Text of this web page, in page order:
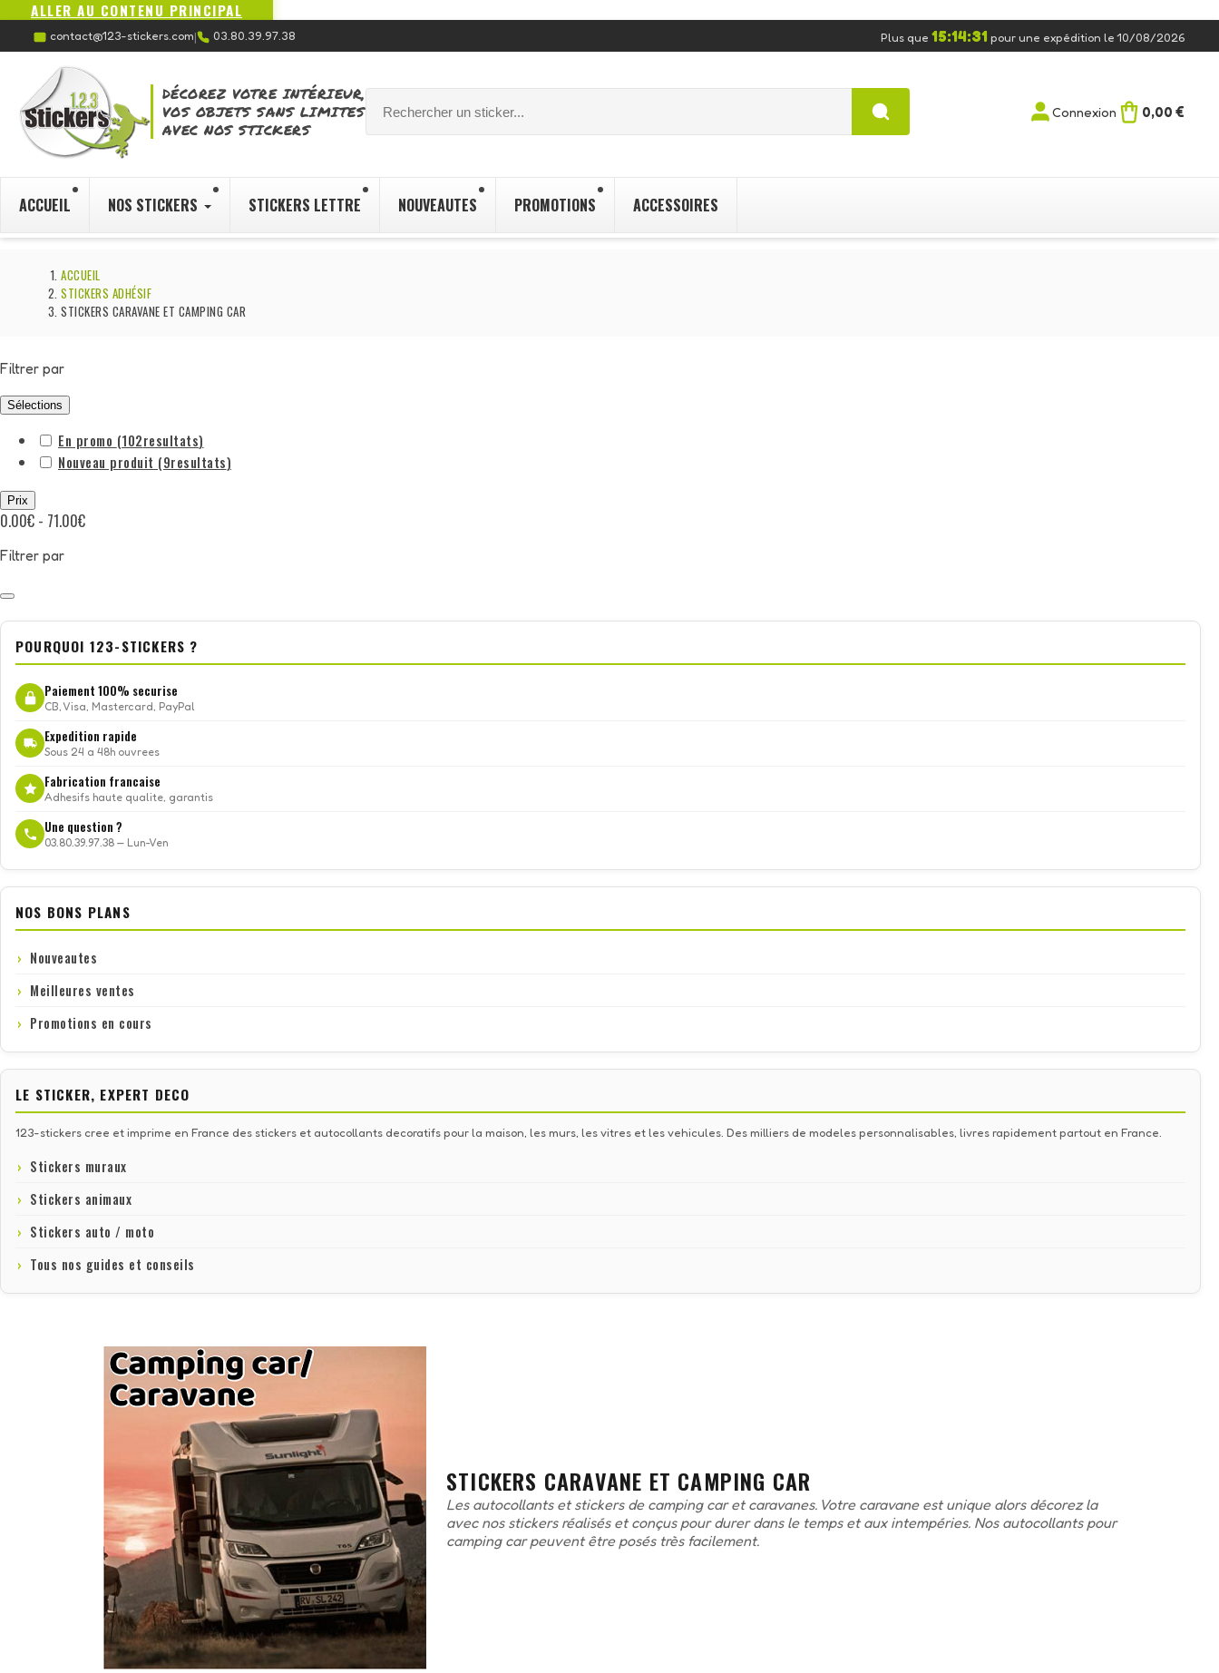
ALLER AU CONTENU PRINCIPAL
contact@123-stickers.com| 03.80.39.97.38 Plus que 15:14:30 pour une expédition le 10/08/2026
DÉCOREZ VOTRE INTÉRIEUR,
VOS OBJETS SANS LIMITES
AVEC NOS STICKERS
Connexion 0,00 €
ACCUEIL NOS STICKERS STICKERS LETTRE NOUVEAUTES PROMOTIONS ACCESSOIRES
ACCUEIL
STICKERS ADHÉSIF
STICKERS CARAVANE ET CAMPING CAR
Filtrer par
Sélections
En promo (102resultats)
Nouveau produit (9resultats)
Prix
0.00€ - 71.00€
Filtrer par
POURQUOI 123-STICKERS ?
Paiement 100% securise
CB, Visa, Mastercard, PayPal
Expedition rapide
Sous 24 a 48h ouvrees
Fabrication francaise
Adhesifs haute qualite, garantis
Une question ?
03.80.39.97.38 — Lun-Ven
NOS BONS PLANS
Nouveautes
Meilleures ventes
Promotions en cours
LE STICKER, EXPERT DECO
123-stickers cree et imprime en France des stickers et autocollants decoratifs pour la maison, les murs, les vitres et les vehicules. Des milliers de modeles personnalisables, livres rapidement partout en France.
Stickers muraux
Stickers animaux
Stickers auto / moto
Tous nos guides et conseils
STICKERS CARAVANE ET CAMPING CAR
Les autocollants et stickers de camping car et caravanes. Votre caravane est unique alors décorez la
avec nos stickers réalisés et conçus pour durer dans le temps et aux intempéries. Nos autocollants pour
camping car peuvent être posés très facilement.